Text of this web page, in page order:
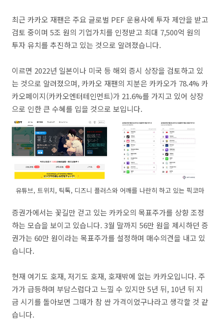
최근 카카오 재팬은 주요 글로벌 PEF 운용사에 투자 제안을 받고
검토 중이며 5조 원의 기업가치를 인정받고 최대 7,500억 원의
투자 유치를 추진하고 있는 것으로 알려졌습니다.
이르면 2022년 일본이나 미국 등 해외 증시 상장을 검토하고 있
는 것으로 알려졌으며, 카카오 재팬의 지분은 카카오가 78.4% 카
카오페이지(카카오엔터테인먼트)가 21.6%를 가지고 있어 상장
으로 인한 큰 수혜를 입을 것으로 보입니다.
유튜브, 트위치, 틱톡, 디즈니 플러스와 어깨를 나란히 하고 있는 픽코마
증권가에서는 꽃길만 걷고 있는 카카오의 목표주가를 상향 조정
하는 모습을 보이고 있습니다. 3월 말까지 56만 원을 제시하던 증
권가는 60만 원이라는 목표주가를 설정하며 매수의견을 내고 있
습니다.
현재 여기도 호재, 저기도 호재, 호재밖에 없는 카카오입니다. 주
가가 급등하며 부담스럽다고 느낄 수 있지만 5년 뒤, 10년 뒤 지
금 시기를 돌아보면 그때가 참 싼 가격이었구나라고 생각할 것 같
습니다.